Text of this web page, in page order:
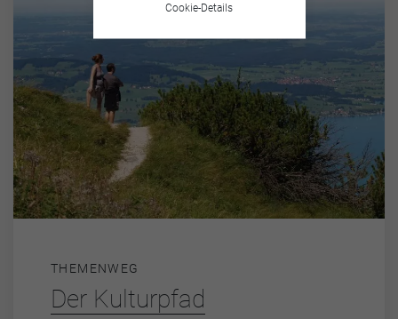
THEMENWEG
Der Kulturpfad
Cookie-Details